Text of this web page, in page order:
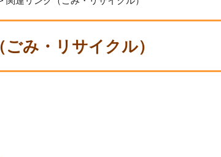
み・リサイクル）